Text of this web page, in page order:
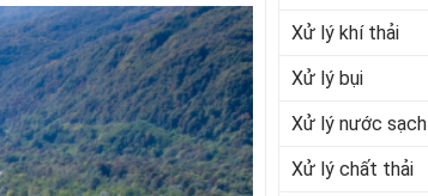
Xử lý khí thải
Xử lý bụi
Xử lý nước sạch
Xử lý chất thải